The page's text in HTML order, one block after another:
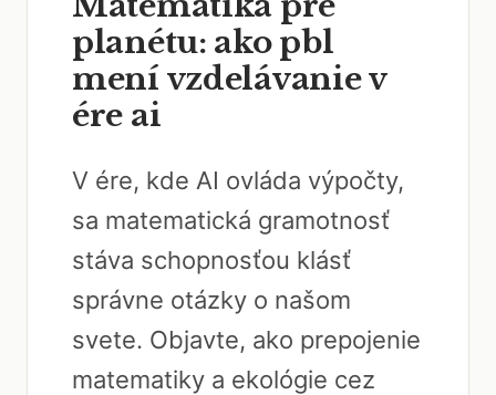
planétu: ako pbl
mení vzdelávanie v
ére ai
V ére, kde AI ovláda výpočty,
sa matematická gramotnosť
stáva schopnosťou klásť
správne otázky o našom
svete. Objavte, ako prepojenie
matematiky a ekológie cez